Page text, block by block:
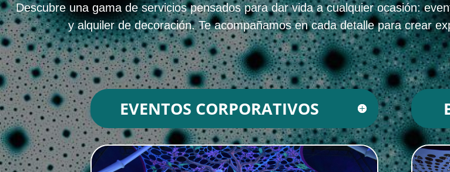
Descubre una gama de servicios pensados para dar vida a cualquier ocasión:
y alquiler de decoración. Te acompañamos en cada detalle para crear
EVENTOS CORPORATIVOS